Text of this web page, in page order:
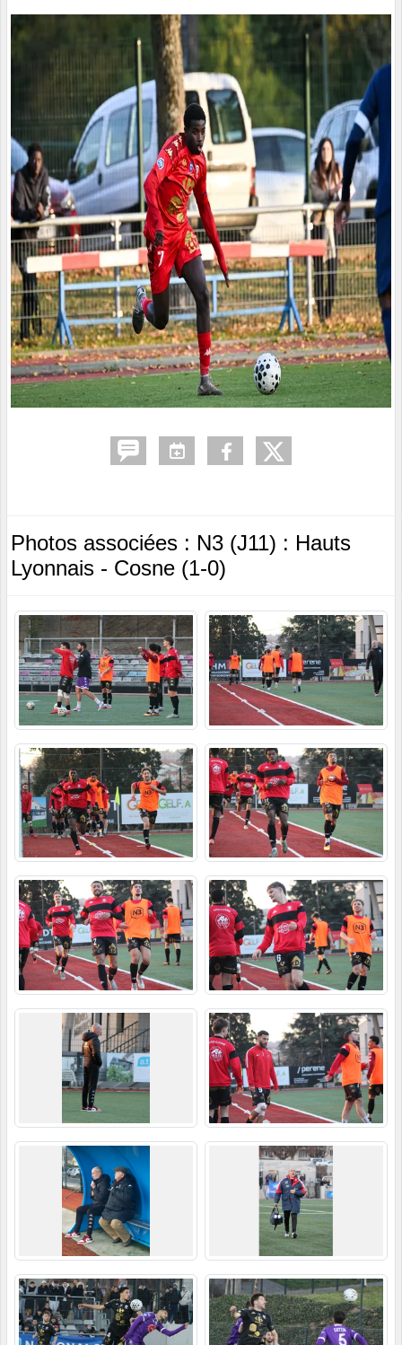
Photos associées : N3 (J11) : Hauts
Lyonnais - Cosne (1-0)